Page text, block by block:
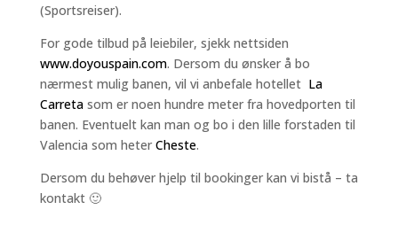
(Sportsreiser).
For gode tilbud på leiebiler, sjekk nettsiden
www.doyouspain.com. Dersom du ønsker å bo
nærmest mulig banen, vil vi anbefale hotellet La
Carretasom er noen hundre meter fra hovedporten til
banen. Eventuelt kan man og bo i den lille forstaden til
Valencia som heter Cheste.
Dersom du behøver hjelp til bookinger kan vi bistå – ta
kontakt 🙂